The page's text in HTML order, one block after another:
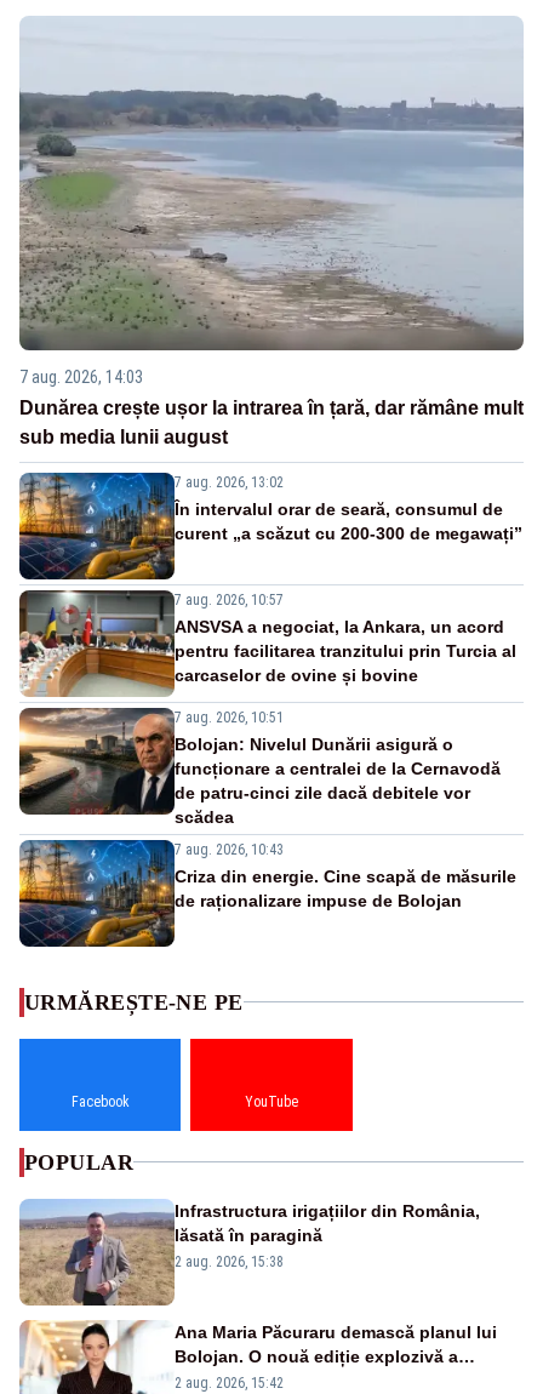
7 aug. 2026, 14:03
Dunărea crește ușor la intrarea în țară, dar rămâne mult
sub media lunii august
7 aug. 2026, 13:02
În intervalul orar de seară, consumul de
curent „a scăzut cu 200-300 de megawați”
7 aug. 2026, 10:57
ANSVSA a negociat, la Ankara, un acord
pentru facilitarea tranzitului prin Turcia al
carcaselor de ovine și bovine
7 aug. 2026, 10:51
Bolojan: Nivelul Dunării asigură o
funcționare a centralei de la Cernavodă
de patru-cinci zile dacă debitele vor
scădea
7 aug. 2026, 10:43
Criza din energie. Cine scapă de măsurile
de raționalizare impuse de Bolojan
URMĂREȘTE-NE PE
Facebook YouTube
POPULAR
Infrastructura irigațiilor din România,
lăsată în paragină
2 aug. 2026, 15:38
Ana Maria Păcuraru demască planul lui
Bolojan. O nouă ediție explozivă a
emisiunii „Miza Zilei” la Realitatea PLUS
2 aug. 2026, 15:42